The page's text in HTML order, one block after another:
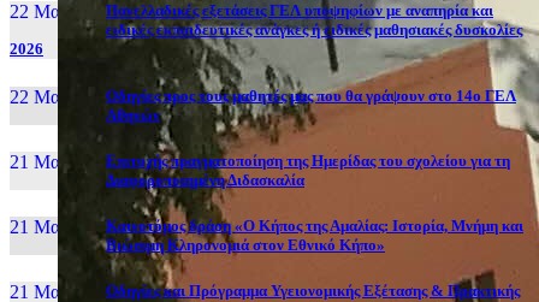
22 Μαι, 26
Πανελλαδικές εξετάσεις ΓΕΛ υποψηφίων με αναπηρία και
ειδικές εκπαιδευτικές ανάγκες ή ειδικές μαθησιακές δυσκολίες
2026
22 Μαι, 26
Οδηγίες προς τους μαθητές μας που θα γράψουν στο 14ο ΓΕΛ
Αθηνών
21 Μαι, 26
Επιτυχής πραγματοποίηση της Ημερίδας του σχολείου για τη
Διαφοροποιημένη Διδασκαλία
21 Μαι, 26
Καινοτόμος δράση «Ο Κήπος της Αμαλίας: Ιστορία, Μνήμη και
Βιώσιμη Κληρονομιά στον Εθνικό Κήπο»
21 Μαι, 26
Οδηγίες και Πρόγραμμα Υγειονομικής Εξέτασης & Πρακτικής